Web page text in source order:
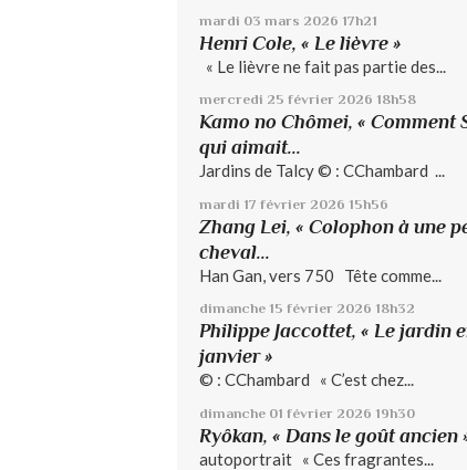
mardi 03 mars 2026 17h21
Henri Cole, « Le lièvre »
« Le lièvre ne fait pas partie des...
mercredi 25 février 2026 18h58
Kamo no Chômei, « Comment
qui aimait...
Jardins de Talcy © : CChambard ...
mardi 17 février 2026 15h56
Zhang Lei, « Colophon à une
cheval...
Han Gan, vers 750 Tête comme...
dimanche 15 février 2026 18h32
Philippe Jaccottet, « Le jardin
janvier »
© : CChambard « C’est chez...
dimanche 01 février 2026 19h30
Ryôkan, « Dans le goût ancien
autoportrait « Ces fragrantes...